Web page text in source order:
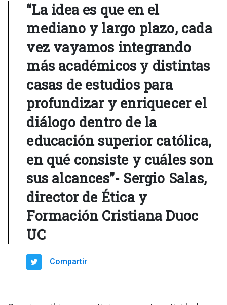
“La idea es que en el
mediano y largo plazo, cada
vez vayamos integrando
más académicos y distintas
casas de estudios para
profundizar y enriquecer el
diálogo dentro de la
educación superior católica,
en qué consiste y cuáles son
sus alcances”- Sergio Salas,
director de Ética y
Formación Cristiana Duoc
UC
Compartir